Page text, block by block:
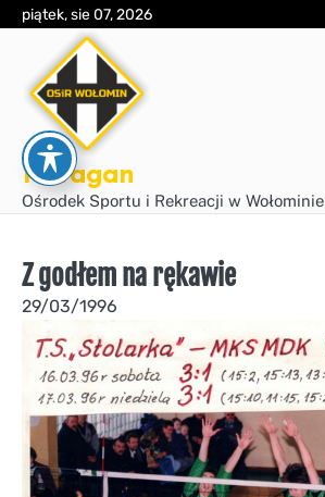
Skip
content
piątek, sie 07, 2026
Huragan
Ośrodek Sportu i Rekreacji w Wołominie
Z godłem na rękawie
29/03/1996